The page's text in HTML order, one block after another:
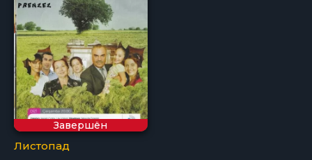
Завершён
Листопад